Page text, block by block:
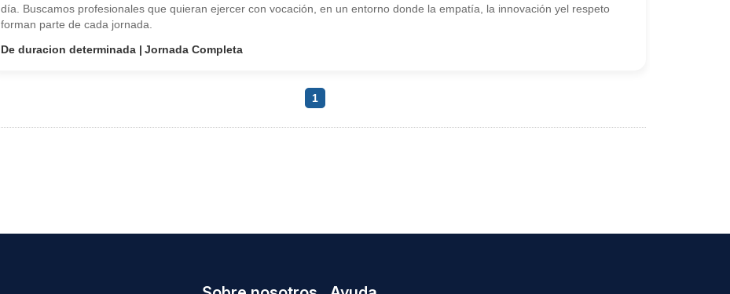
día. Buscamos profesionales que quieran ejercer con vocación, en un entorno donde la empatía, la innovación yel respeto
forman parte de cada jornada.
De duracion determinada
Jornada Completa
1